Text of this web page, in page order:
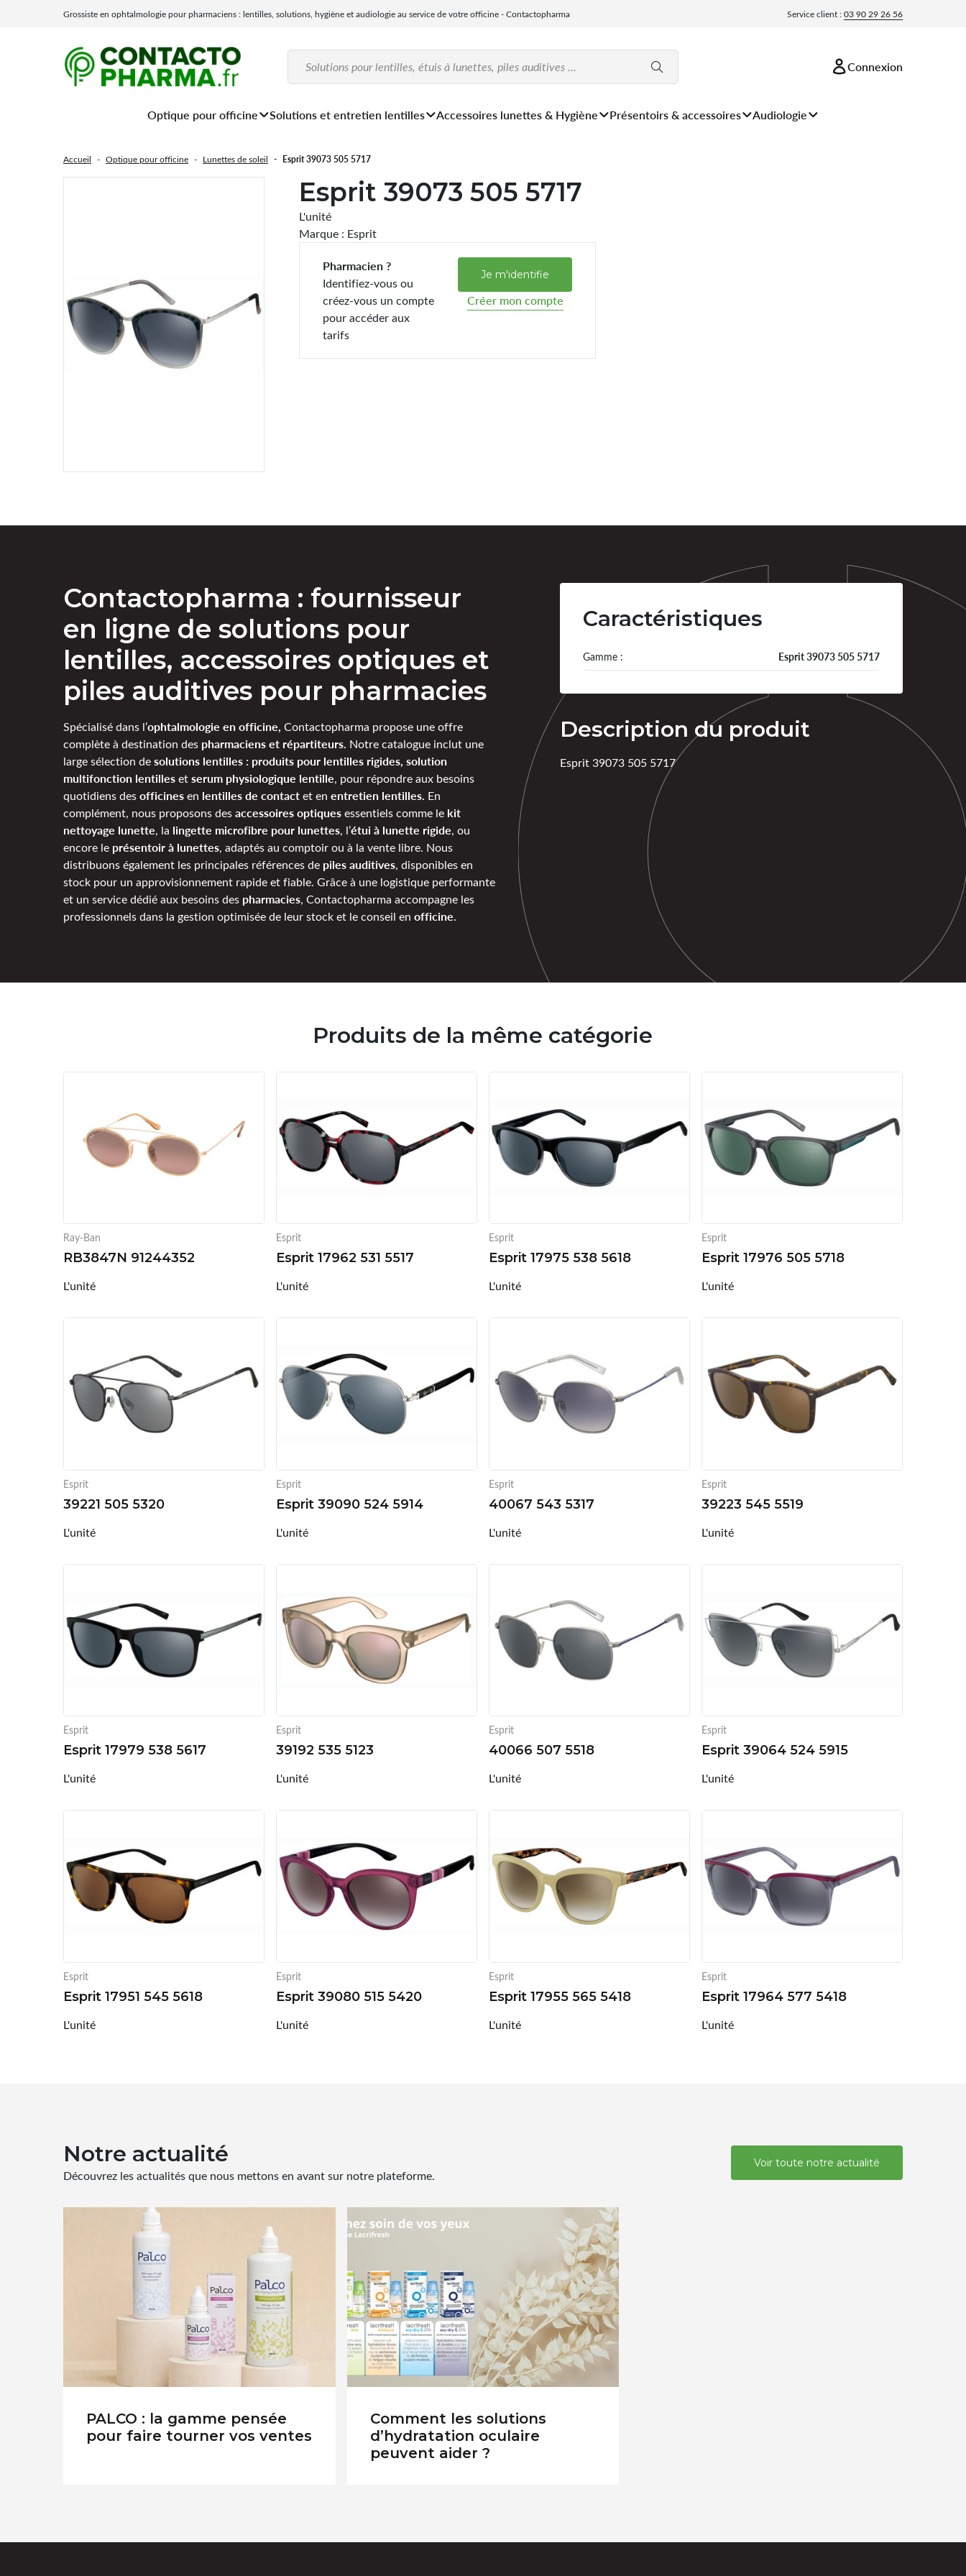
Grossiste en ophtalmologie pour pharmaciens : lentilles, solutions, hygiène et audiologie au service de votre officine - Contactopharma Service client :03 90 29 26 56
Connexion
Optique pour officine Solutions et entretien lentilles Accessoires lunettes & Hygiène Présentoirs & accessoires Audiologie
Accueil Optique pour officine Lunettes de soleil Esprit 39073 505 5717
Esprit 39073 505 5717
L'unité
Marque : Esprit
Pharmacien ?
Identifiez-vous ou
créez-vous un compte
pour accéder aux
tarifs
Je m'identifie
Créer mon compte
Contactopharma : fournisseur
en ligne de solutions pour
lentilles, accessoires optiques et
piles auditives pour pharmacies
Spécialisé dans l’ophtalmologie en officine, Contactopharma propose une offre
complète à destination des pharmaciens et répartiteurs. Notre catalogue inclut une
large sélection desolutions lentilles : produits pour lentilles rigides, solution
multifonction lentillesetserum physiologique lentille, pour répondre aux besoins
quotidiens desofficinesen lentilles de contactet en entretien lentilles. En
complément, nous proposons desaccessoires optiquesessentiels comme le kit
nettoyage lunette, la lingette microfibre pour lunettes, l’étui à lunette rigide, ou
encore le présentoir à lunettes, adaptés au comptoir ou à la vente libre. Nous
distribuons également les principales références de piles auditives, disponibles en
stock pour un approvisionnement rapide et fiable. Grâce à une logistique performante
et un service dédié aux besoins des pharmacies, Contactopharma accompagne les
professionnels dans la gestion optimisée de leur stock et le conseil en officine.
Caractéristiques
Gamme : Esprit 39073 505 5717
Description du produit
Esprit 39073 505 5717
Produits de la même catégorie
Ray-Ban
RB3847N 91244352
L'unité
Esprit
Esprit 17962 531 5517
L'unité
Esprit
Esprit 17975 538 5618
L'unité
Esprit
Esprit 17976 505 5718
L'unité
Esprit
39221 505 5320
L'unité
Esprit
Esprit 39090 524 5914
L'unité
Esprit
40067 543 5317
L'unité
Esprit
39223 545 5519
L'unité
Esprit
Esprit 17979 538 5617
L'unité
Esprit
39192 535 5123
L'unité
Esprit
40066 507 5518
L'unité
Esprit
Esprit 39064 524 5915
L'unité
Esprit
Esprit 17951 545 5618
L'unité
Esprit
Esprit 39080 515 5420
L'unité
Esprit
Esprit 17955 565 5418
L'unité
Esprit
Esprit 17964 577 5418
L'unité
Notre actualité
Découvrez les actualités que nous mettons en avant sur notre plateforme.
Voir toute notre actualité
PALCO : la gamme pensée
pour faire tourner vos ventes
Comment les solutions
d’hydratation oculaire
peuvent aider ?